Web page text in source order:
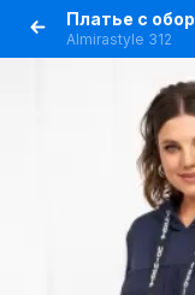
Almirastyle 312